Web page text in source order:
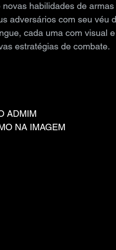
habilidades de
adversários com seu véu
cada uma com visual
estratégias de combate.
ADMIM
NA IMAGEM